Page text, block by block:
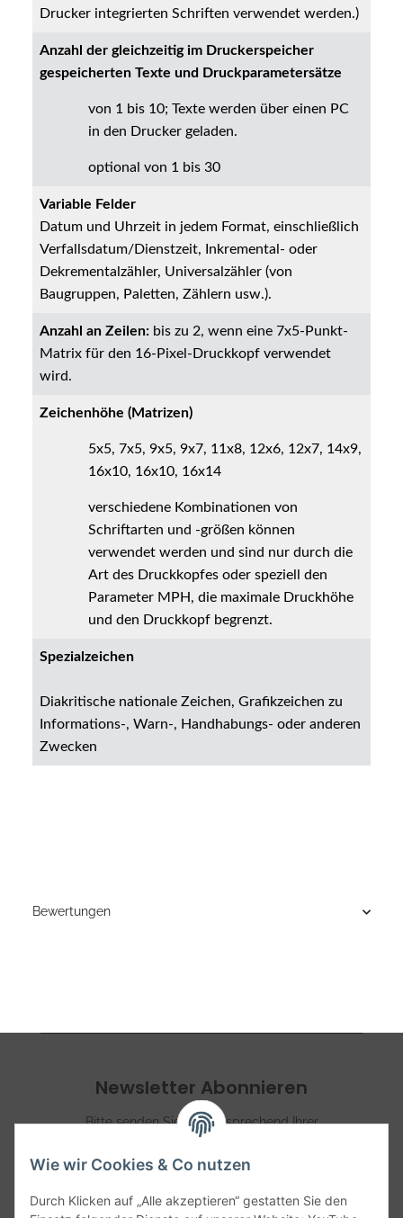
Drucker integrierten Schriften verwendet werden.)
Anzahl der gleichzeitig im Druckerspeicher
gespeicherten Texte und Druckparametersätze
von 1 bis 10; Texte werden über einen PC
in den Drucker geladen.
optional von 1 bis 30
Variable Felder
Datum und Uhrzeit in jedem Format, einschließlich
Verfallsdatum/Dienstzeit, Inkremental- oder
Dekrementalzähler, Universalzähler (von
Baugruppen, Paletten, Zählern usw.).
Anzahl an Zeilen: bis zu 2, wenn eine 7x5-Punkt-
Matrix für den 16-Pixel-Druckkopf verwendet
wird.
Zeichenhöhe (Matrizen)
5x5, 7x5, 9x5, 9x7, 11x8, 12x6, 12x7, 14x9,
16x10, 16x10, 16x14
verschiedene Kombinationen von
Schriftarten und -größen können
verwendet werden und sind nur durch die
Art des Druckkopfes oder speziell den
Parameter MPH, die maximale Druckhöhe
und den Druckkopf begrenzt.
Spezialzeichen
Diakritische nationale Zeichen, Grafikzeichen zu
Informations-, Warn-, Handhabungs- oder anderen
Zwecken
Bewertungen
Newsletter Abonnieren
Bitte senden Sie mir entsprechend Ihrer
regelmäßig und jederzeit
widerruflich Informationen zu Ihrem Produktsortiment per
Wie wir Cookies & Co nutzen
Durch Klicken auf „Alle akzeptieren“ gestatten Sie den